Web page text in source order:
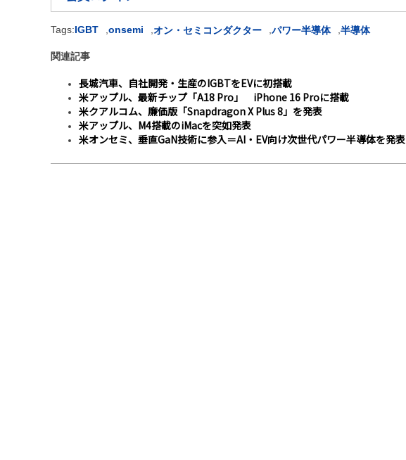
Tags:IGBT onsemi オン・セミコンダクター パワー半導体 半導体
関連記事
長城汽車、自社開発・生産のIGBTをEVに初搭載
米アップル、最新チップ「A18 Pro」 iPhone 16 Proに搭載
米クアルコム、廉価版「Snapdragon X Plus 8」を発表
米アップル、M4搭載のiMacを突如発表
米オンセミ、垂直GaN技術に参入＝AI・EV向け次世代パワー半導体を発表